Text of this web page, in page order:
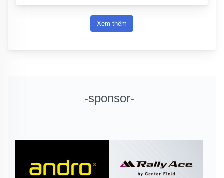
Xem thêm
-sponsor-